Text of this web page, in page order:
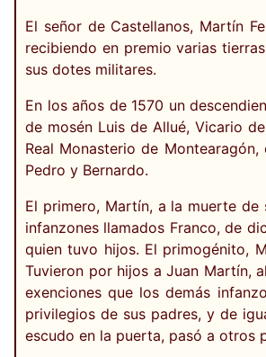
El señor de Castellanos, Martín
recibiendo en premio varias
sus dotes militares.
En los años de 1570 un
de mosén Luis de Allué, Vicario
Real Monasterio de
Pedro y Bernardo.
El primero, Martín, a la muerte
infanzones llamados Franco, de
quien tuvo hijos. El primogénito,
Tuvieron por hijos a Juan Martín,
exenciones que los demás
privilegios de sus padres, y de
escudo en la puerta, pasó a otros